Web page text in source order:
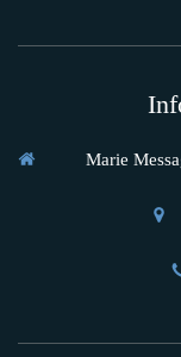
Marie